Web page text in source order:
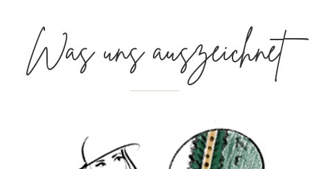
Was uns auszeichnet